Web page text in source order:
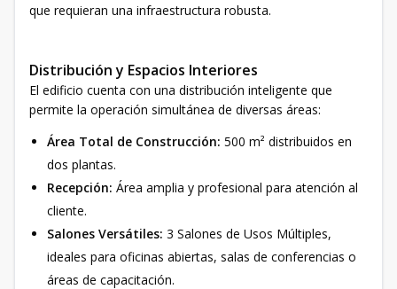
que requieran una infraestructura robusta.
Distribución y Espacios Interiores
El edificio cuenta con una distribución inteligente que
permite la operación simultánea de diversas áreas:
Área Total de Construcción: 500 m² distribuidos en
dos plantas.
Recepción: Área amplia y profesional para atención al
cliente.
Salones Versátiles: 3 Salones de Usos Múltiples,
ideales para oficinas abiertas, salas de conferencias o
áreas de capacitación.